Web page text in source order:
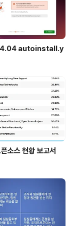
autoinstall.y
소스 현황 보고서